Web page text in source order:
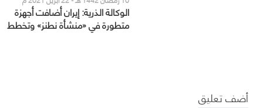
الوكالة الذرية: إيران أضافت أجهزة
متطورة في «منشأة نطنز» وتخطط
لإضافة المزيد
أضف تعليق